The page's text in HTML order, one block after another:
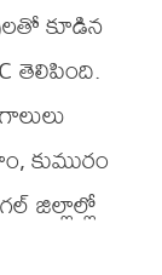
కూడిన
తెలిపింది.
కుమురం
జిల్లాల్లో